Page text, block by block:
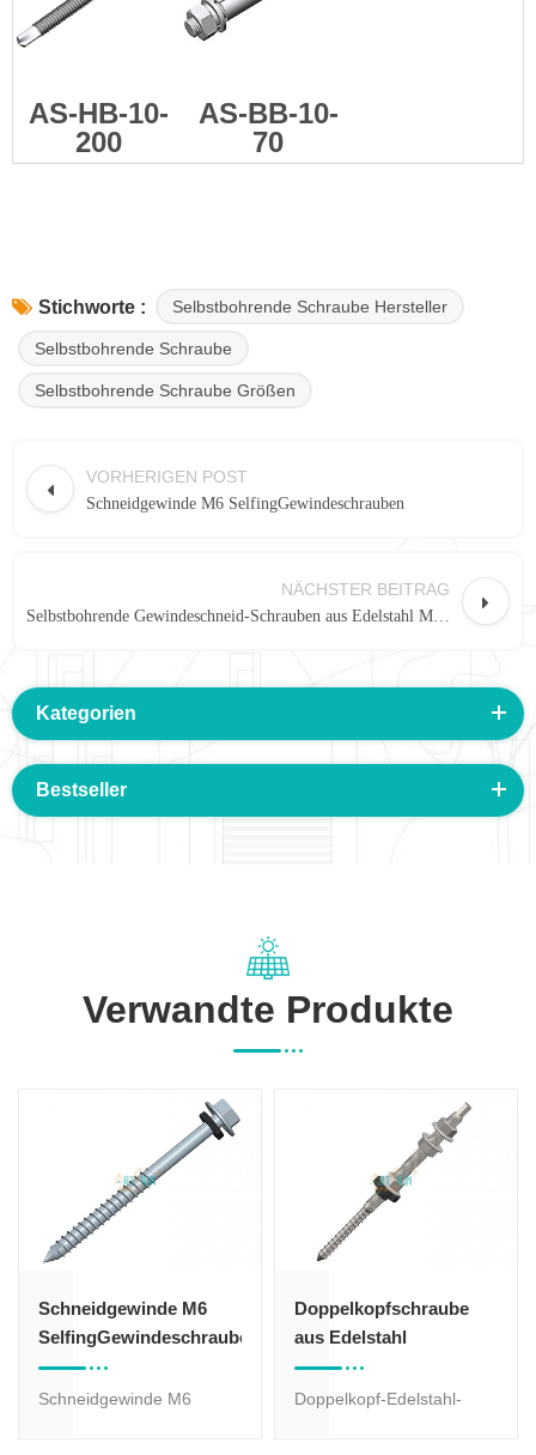
AS-HB-10-
200
AS-BB-10-
70
Stichworte : Selbstbohrende Schraube Hersteller
Selbstbohrende Schraube
Selbstbohrende Schraube Größen
VORHERIGEN POST
Schneidgewinde M6 SelfingGewindeschrauben
NÄCHSTER BEITRAG
Kategorien
Bestseller
Verwandte Produkte
Schneidgewinde M6
SelfingGewindeschrauben
Schneidgewinde M6
Doppelkopfschraube
aus Edelstahl
Doppelkopf-Edelstahl-